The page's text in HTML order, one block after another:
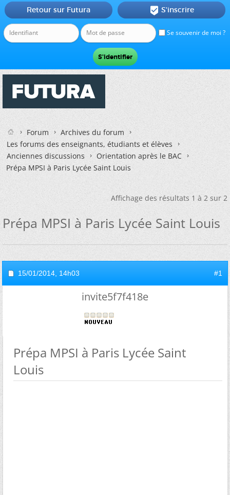
Se souvenir de moi ?
Retour sur Futura  S'inscrire
Forum
Archives du forum
Les forums des enseignants, étudiants et élèves
Anciennes discussions
Orientation après le BAC
Prépa MPSI à Paris Lycée Saint Louis
Affichage des résultats 1 à 2 sur 2
Prépa MPSI à Paris Lycée Saint Louis
15/01/2014, 14h03 #1
invite5f7f418e
Prépa MPSI à Paris Lycée Saint
Louis